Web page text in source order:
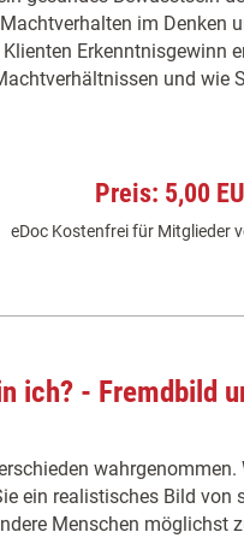
im Denken
Erkenntnisgewinn
und wie
Preis: 5,00
eDoc Kostenfrei für Mitglieder
ich? - Fremdbild
wahrgenommen.
ein realistisches Bild von
Menschen möglichst